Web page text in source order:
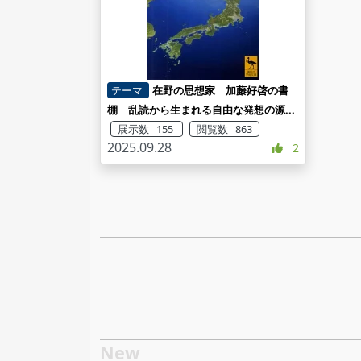
テーマ
在野の思想家 加藤好啓の書
棚 乱読から生まれる自由な発想の源...
展示数 155
閲覧数 863
2025.09.28 2